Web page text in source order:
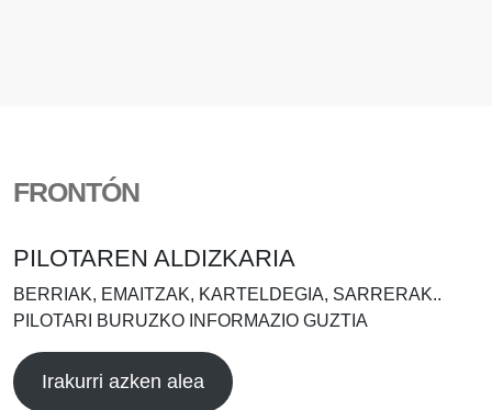
FRONTÓN
PILOTAREN ALDIZKARIA
BERRIAK, EMAITZAK, KARTELDEGIA, SARRERAK..
PILOTARI BURUZKO INFORMAZIO GUZTIA
Irakurri azken alea